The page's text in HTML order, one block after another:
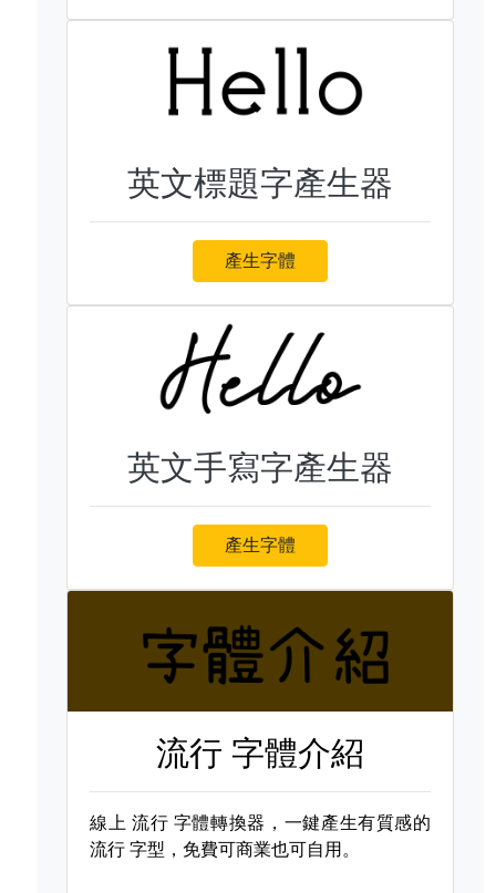
英文標題字產生器
產生字體
英文手寫字產生器
產生字體
流行 字體介紹
線上 流行 字體轉換器，一鍵產生有質感的
流行 字型，免費可商業也可自用。